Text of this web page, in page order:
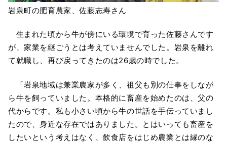
岩泉町の肥育農家、佐藤志寿さん
生まれた頃から牛が傍にいる環境で育った佐藤さんです
が、家業を継ごうとは考えていませんでした。岩泉を離れ
て就職し、再び戻ってきたのは26歳の時でした。
「岩泉地域は兼業農家が多く、祖父も別の仕事をしなが
ら牛を飼っていました。本格的に畜産を始めたのは、父の
代からです。私も小さい頃から牛の世話を手伝っていまし
たので、身近な存在ではありました。とはいっても畜産を
したいという考えはなく、飲食店をはじめ農業とは縁のな